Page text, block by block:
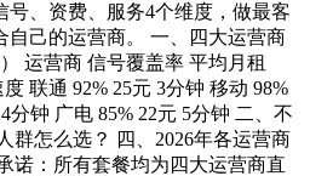
、资费、服务4个维度，做最客
自己的运营商。 一、四大运营商
运营商 信号覆盖率 平均月租
联通 92% 25元 3分钟 移动 98%
分钟 广电 85% 22元 5分钟 二、不
群怎么选？ 四、2026年各运营商
诺：所有套餐均为四大运营商直